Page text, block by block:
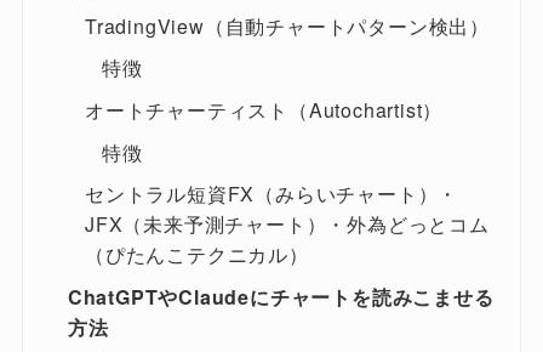
TradingView（自動チャートパターン検出）
特徴
オートチャーティスト（Autochartist）
特徴
セントラル短資FX（みらいチャート）・
JFX（未来予測チャート）・外為どっとコム
（ぴたんこテクニカル）
ChatGPTやClaudeにチャートを読みこませる
方法